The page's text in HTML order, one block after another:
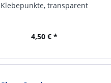
Klebepunkte, transparent
4,50 € *